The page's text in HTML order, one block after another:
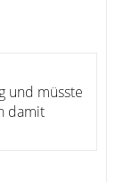
und müsste
damit